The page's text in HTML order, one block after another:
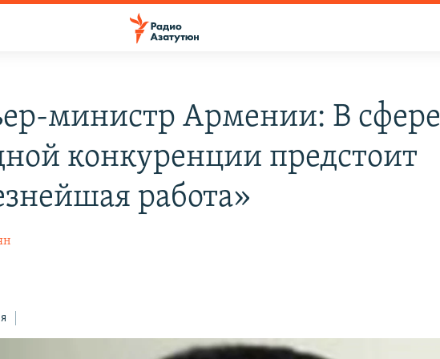
министр Армении: В сфере
конкуренции предстоит
работа»